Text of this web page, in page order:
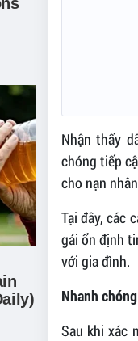
Nhận thấy
chóng tiếp
cho nạn
Tại đây, các
gái ổn định
với gia đình.
Nhanh
Sau khi xác